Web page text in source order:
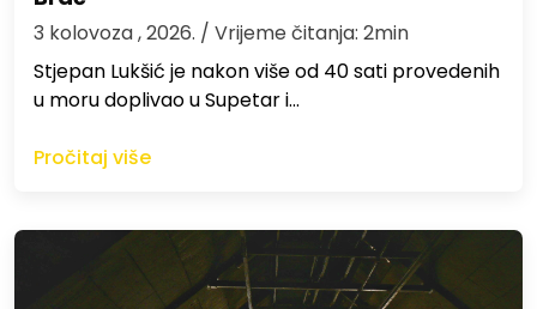
3 kolovoza , 2026. / Vrijeme čitanja: 2min
St​jepan Lukšić je nakon više od 40 sati provedenih
u moru doplivao u Supetar i…
Pročitaj više